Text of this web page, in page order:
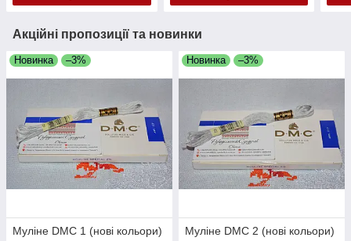
Акційні пропозиції та новинки
Новинка –3%
Муліне DMC 1 (нові кольори)
Новинка –3%
Муліне DMC 2 (нові кольори)